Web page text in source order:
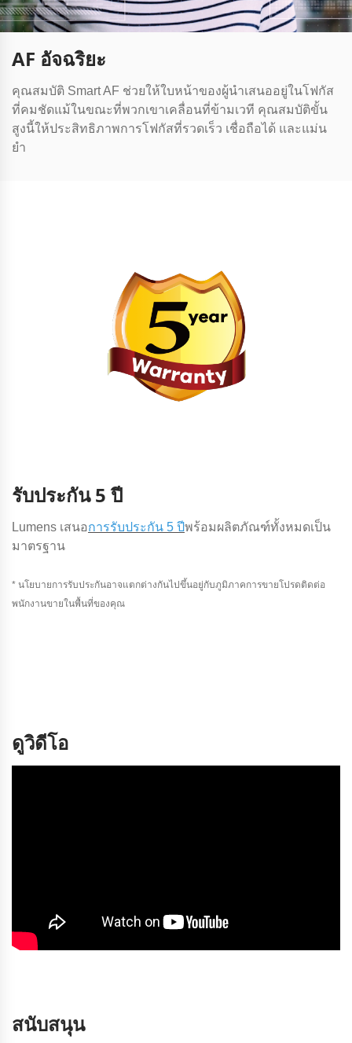
AF อัจฉริยะ
คุณสมบัติ Smart AF ช่วยให้ใบหน้าของผู้นําเสนออยู่ในโฟกัส
ที่คมชัดแม้ในขณะที่พวกเขาเคลื่อนที่ข้ามเวที คุณสมบัติขั้น
สูงนี้ให้ประสิทธิภาพการโฟกัสที่รวดเร็ว เชื่อถือได้ และแม่น
ยํา
รับประกัน 5 ปี
Lumens เสนอการรับประกัน 5 ปีพร้อมผลิตภัณฑ์ทั้งหมดเป็น
มาตรฐาน
* นโยบายการรับประกันอาจแตกต่างกันไปขึ้นอยู่กับภูมิภาคการขายโปรดติดต่อ
พนักงานขายในพื้นที่ของคุณ
ดูวิดีโอ
สนับสนุน